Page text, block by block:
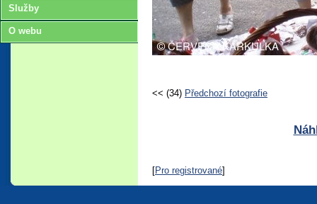
Služby
O webu
<< (34) Předchozí fotografie
[Pro registrované]